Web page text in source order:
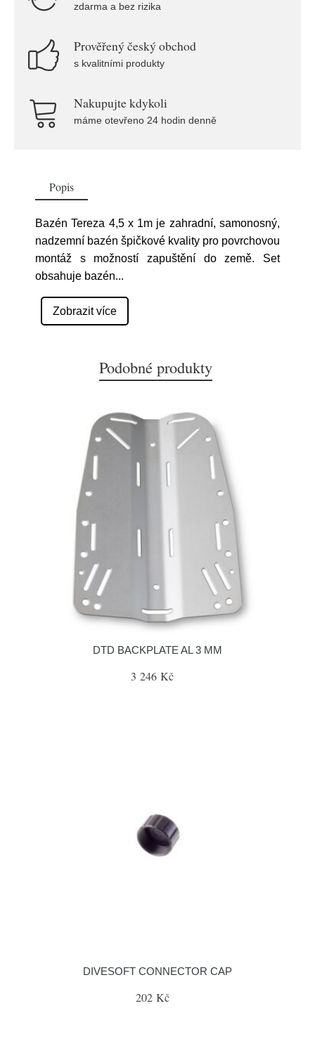
zdarma a bez rizika
Prověřený český obchod
s kvalitními produkty
Nakupujte kdykoli
máme otevřeno 24 hodin denně
Popis
Bazén Tereza 4,5 x 1m je zahradní, samonosný,
nadzemní bazén špičkové kvality pro povrchovou
montáž s možností zapuštění do země. Set
obsahuje bazén...
Zobrazit více
Podobné produkty
DTD BACKPLATE AL 3 MM
3 246 Kč
DIVESOFT CONNECTOR CAP
202 Kč